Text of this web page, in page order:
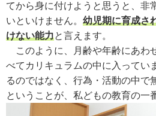
てから身に付けようと思うと、非
いといけません。 幼児期に育成さ
けない能力と言えます。
このように、月齢や年齢にあわ
べてカリキュラムの中に入ってい
るのではなく、行為・活動の中で
ということが、私どもの教育の一